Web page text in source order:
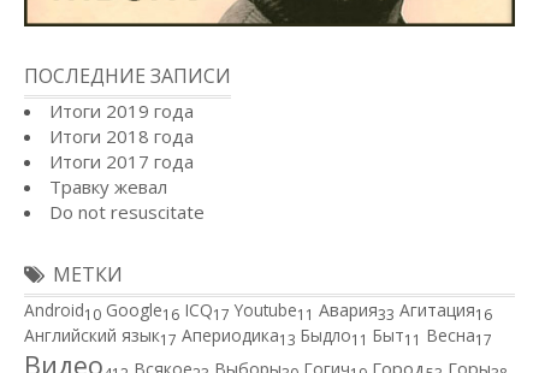
ПОСЛЕДНИЕ ЗАПИСИ
Итоги 2019 года
Итоги 2018 года
Итоги 2017 года
Травку жевал
Do not resuscitate
МЕТКИ
Android10 Google16 ICQ17 Youtube11 Авария33 Агитация16
Английский язык17 Апериодика13 Быдло11 Быт11 Весна17
Видео